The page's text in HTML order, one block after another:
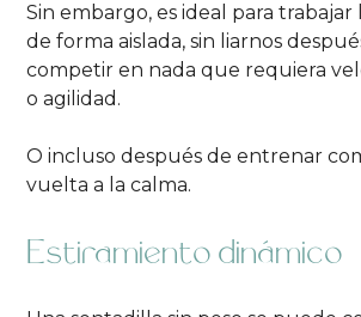
Sin embargo, es ideal para trabajar
de forma aislada, sin liarnos
competir en nada que requiera
o agilidad.
O incluso después de entrenar
vuelta a la calma.
Estiramiento dinámico